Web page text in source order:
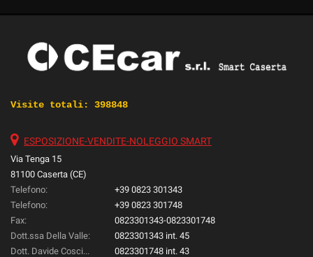
Visite totali: 398848
ESPOSIZIONE-VENDITE-NOLEGGIO SMART
Via Tenga 15
81100 Caserta (CE)
Telefono:
+39 0823 301343
Telefono:
+39 0823 301748
Fax:
0823301343-0823301748
Dott.ssa Della Valle:
0823301343 int. 45
Dott. Davide Coscione:
0823301748 int. 43